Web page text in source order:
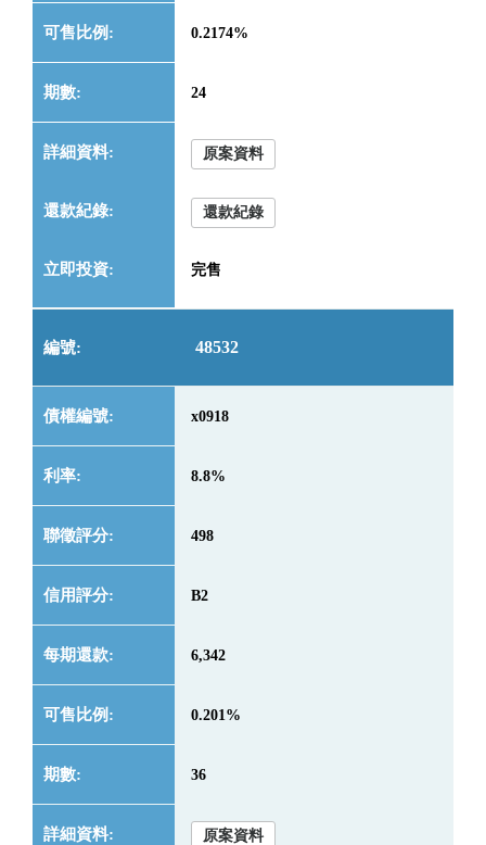
0.2174%
24
原案資料
還款紀錄
完售
48532
x0918
8.8%
498
B2
6,342
0.201%
36
原案資料